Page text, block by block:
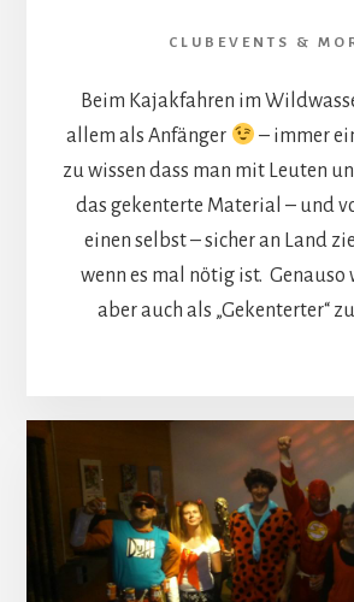
CLUBEVENTS &
Beim Kajakfahren im
allem als Anfänger
– immer
zu wissen dass man mit Leuten
das gekenterte Material – und
einen selbst – sicher an Land
wenn es mal nötig ist. Genauso
aber auch als „Gekenterter“